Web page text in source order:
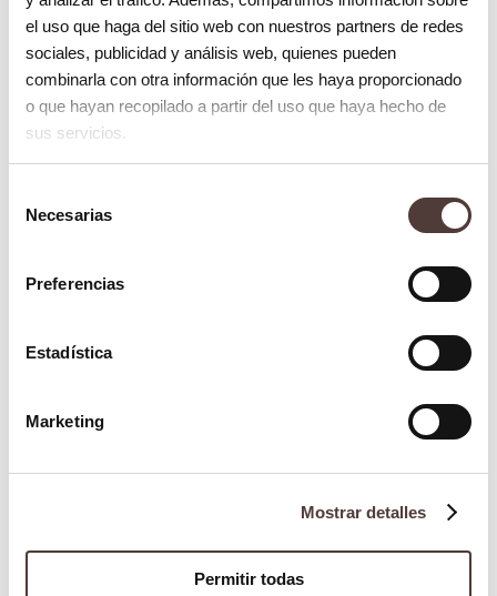
el uso que haga del sitio web con nuestros partners de redes
sociales, publicidad y análisis web, quienes pueden
combinarla con otra información que les haya proporcionado
o que hayan recopilado a partir del uso que haya hecho de
sus servicios.
Necesarias
Preferencias
Estadística
Marketing
Mostrar detalles
Permitir todas
transformarse esta enfermedad de las
encías en periodontitis.
¿Cómo podemos proteger dientes y encías?
Un buen cuidado e higiene de su boca
envejecimiento se acelere. Algunos
se podrían resumir en las siguientes
con un cepillo de dientes a ser posible
Use hilo dental al menos una vez al día
para eliminar los restos de comida que